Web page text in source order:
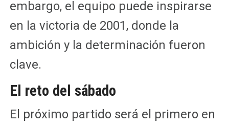
embargo, el equipo puede inspirarse
en la victoria de 2001, donde la
ambición y la determinación fueron
clave.
El reto del sábado
El próximo partido será el primero en